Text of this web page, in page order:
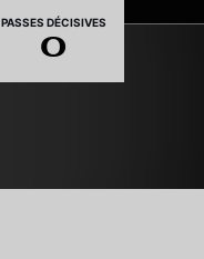
PASSES DÉCISIVES
0